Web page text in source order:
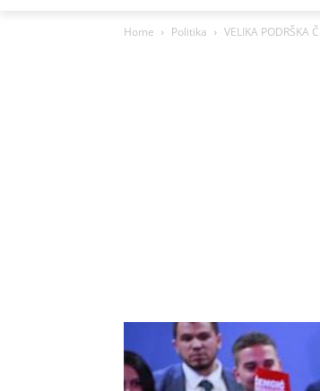
Home Politika VELIKA PODRŠKA